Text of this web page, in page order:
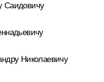
Саидовичу
Николаевичу